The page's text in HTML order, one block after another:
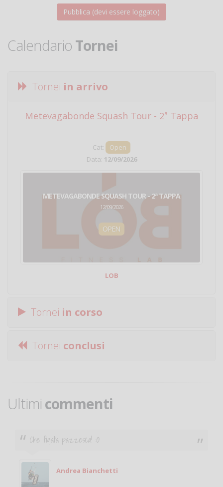
Calendario Tornei
Tornei in arrivo
Metevagabonde Squash Tour - 2ª Tappa
Cat:
Open
Data: 12/09/2026
METEVAGABONDE SQUASH TOUR - 2ª TAPPA
12/09/2026
OPEN
LOB
Tornei in corso
Tornei conclusi
Ultimi commenti
Che figata pazzesca! :O
Andrea Bianchetti